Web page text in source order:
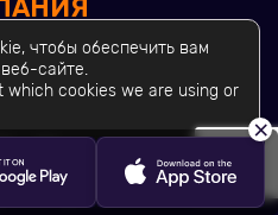
чтобы обеспечить вам
сайте.
which cookies we are using or
×